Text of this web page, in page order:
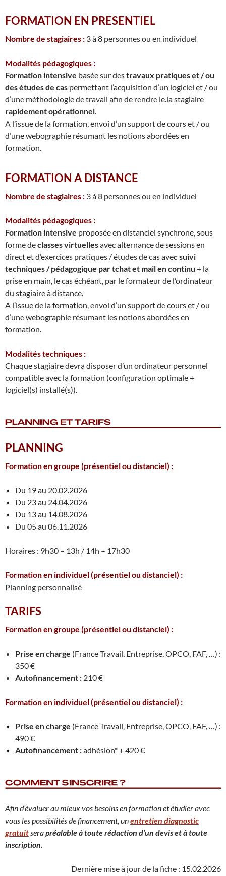
FORMATION EN PRESENTIEL
Nombre de stagiaires : 3 à 8 personnes ou en individuel
Modalités pédagogiques :
Formation intensive basée sur destravaux pratiques et / ou
des études de cas permettant l’acquisition d’un logiciel et / ou
d’une méthodologie de travail afin de rendre le.la stagiaire
rapidement opérationnel.
A l’issue de la formation, envoi d’un support de cours et / ou
d’une webographie résumant les notions abordées en
formation.
FORMATION A DISTANCE
Nombre de stagiaires : 3 à 8 personnes ou en individuel
Modalités pédagogiques :
Formation intensive proposée en distanciel synchrone, sous
forme declasses virtuellesavec alternance de sessions en
direct et d’exercices pratiques / études de cas avec suivi
techniques / pédagogique par tchat et mail en continu + la
prise en main, le cas échéant, par le formateur de l’ordinateur
du stagiaire à distance.
A l’issue de la formation, envoi d’un support de cours et / ou
d’une webographie résumant les notions abordées en
formation.
Modalités techniques :
Chaque stagiaire devra disposer d’un ordinateur personnel
compatible avec la formation (configuration optimale +
logiciel(s) installé(s)).
PLANNING
Formation en groupe (présentiel ou distanciel) :
Du 19 au 20.02.2026
Du 23 au 24.04.2026
Du 13 au 14.08.2026
Du 05 au 06.11.2026
Horaires : 9h30 – 13h / 14h – 17h30
Formation en individuel(présentiel ou distanciel) :
Planning personnalisé
TARIFS
Formation en groupe (présentiel ou distanciel) :
Prise en charge (France Travail, Entreprise, OPCO, FAF, …) :
350 €
Autofinancement : 210 €
Formation en individuel(présentiel ou distanciel) :
Prise en charge (France Travail, Entreprise, OPCO, FAF, …) :
490 €
Autofinancement :adhésion* + 420 €
Afin d’évaluer au mieux vos besoins en formation et étudier avec
vous les possibilités de financement, unentretien diagnostic
gratuitserapréalable à toute rédaction d’un devis et à toute
inscription.
Dernière mise à jour de la fiche : 15.02.2026